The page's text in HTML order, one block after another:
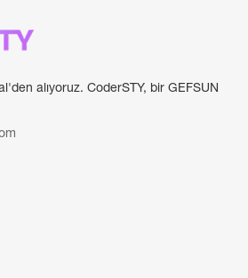
alıyoruz. CoderSTY, bir GEFSUN